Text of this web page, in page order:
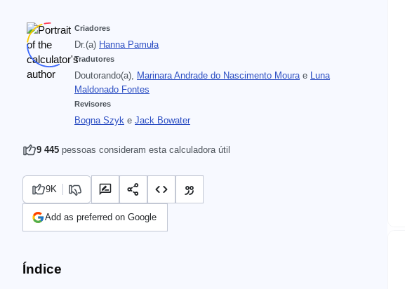
Criadores
Dr.(a) Hanna Pamuła
Tradutores
Doutorando(a), Marinara Andrade do Nascimento Mourae Luna
Maldonado Fontes
Revisores
Bogna Szyk e Jack Bowater
9 445 pessoas consideram esta calculadora útil
9K
Add as preferred on Google
Índice